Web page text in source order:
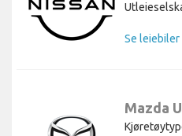
Se leiebiler
Mazda